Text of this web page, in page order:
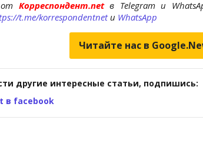
Корреспондент.netв Telegram и
t.me/korrespondentnetи WhatsApp
Читайте нас в
другие интересные статьи, подпишись:
в facebook